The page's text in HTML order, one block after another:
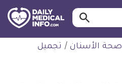
طبية
ابحث…
صحة الأسنان / تجميل